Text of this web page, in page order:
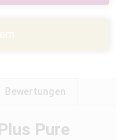
Bewertungen
Pure